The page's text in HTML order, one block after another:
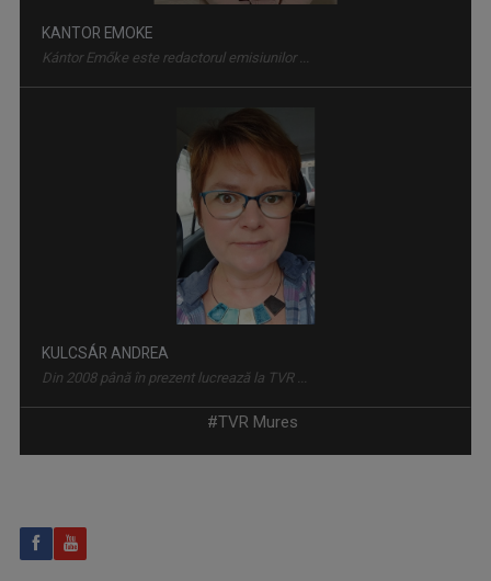
Emisiunea este un interviu săptămânal cu şi ...
PONT MA / PUNCTUL DE AZI
Un talk-show difuzat de luni până vineri de ...
KANTOR EMOKE
Kántor Emőke este redactorul emisiunilor ...
KULCSÁR ANDREA
Din 2008 până în prezent lucrează la TVR ...
#TVR Mures